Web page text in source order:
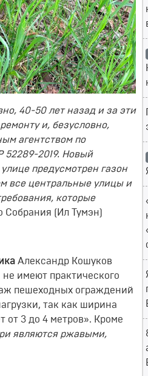
40-50 лет назад и за эти
и, безусловно,
агентством по
52289-2019. Новый
предусмотрен газон
все центральные улицы и
которые
Собрания (Ил Тумэн)
Александр Кошуков
не имеют практического
пешеходных ограждений
так как ширина
от 3 до 4 метров». Кроме
являются ржавыми,